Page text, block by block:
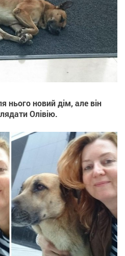
нього новий дім, але він
Олівію.